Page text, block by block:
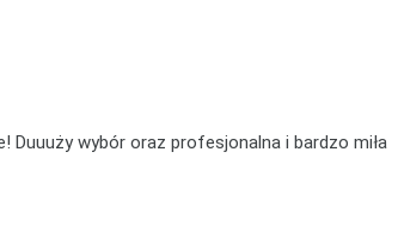
lepsze na prezent niż pocztówka. Jestem
mam plan na te plakaty w swoim nowym domu